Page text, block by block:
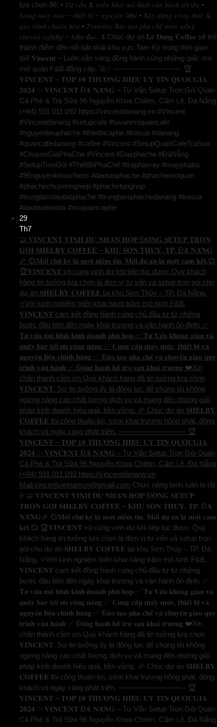
lựa chọn để: • 𝑇ư 𝑣𝑎̂́𝑛 & 𝑡𝑟𝑖𝑒̂̉𝑛 𝑘ℎ𝑎𝑖 𝑚𝑜̂ ℎ𝑖̀𝑛ℎ 𝑣𝑎̣̂𝑛 ℎ𝑎̀𝑛ℎ 𝑡𝑜̂́𝑖 ư𝑢 •
𝑆𝑒𝑡𝑢𝑝 𝑚𝑎́𝑦 𝑚𝑜́𝑐 – 𝑡ℎ𝑖𝑒̂́𝑡 𝑏𝑖̣ – 𝑛𝑔𝑢𝑦𝑒̂𝑛 𝑙𝑖ệ𝑢 • 𝑋𝑎̂𝑦 𝑑𝑢̛̣𝑛𝑔 𝑐𝑜̂𝑛𝑔 𝑡ℎ𝑢̛́𝑐 &
𝑞𝑢𝑦 𝑡𝑟𝑖̀𝑛ℎ 𝑐ℎ𝑢𝑎̂̉𝑛 ℎ𝑜́𝑎 • 𝑇𝑟𝑎𝑖𝑛𝑖𝑛𝑔 đ𝑎̀𝑜 𝑡𝑎̣𝑜 𝑝ℎ𝑎 𝑐ℎ𝑒̂́ 𝑚𝑜́𝑛 𝑢𝑜̂́𝑛𝑔
𝑐ℎ𝑢𝑦𝑒̂𝑛 𝑛𝑔ℎ𝑖ệ𝑝 – ℎ𝑖ệ𝑛 đ𝑎̣𝑖. 🌷Chúc dự án 𝐋𝐞̂ 𝐃𝐮𝐧𝐠 𝐂𝐨𝐟𝐟𝐞𝐞 sẽ trở
thành điểm đến nổi bật nhất khu vực Tam Kỳ trong thời gian
tới! 𝐕𝐢𝐧𝐜𝐞𝐧𝐭 – Luôn sẵn sàng đồng hành cùng những giấc mơ
mở quán F&B đẳng cấp. 🚀✨ —————————- 🏆
𝐕𝐈𝐍𝐂𝐄𝐍𝐓 – 𝐓𝐎𝐏 𝟏𝟎 𝐓𝐇𝐔̛𝐎̛𝐍𝐆 𝐇𝐈𝐄̣̂𝐔 𝐔𝐘 𝐓𝐈́𝐍 𝐐𝐔𝐎̂́𝐂𝐆𝐈𝐀
𝟐𝟎𝟐𝟒 ✨ 𝐕𝐈𝐍𝐂𝐄𝐍𝐓 Đ𝐀̀ 𝐍𝐀̆̃𝐍𝐆 – Tư Vấn Setup Trọn Gói Quán
Cà Phê & Trà Sữa 96 Nguyễn Khoa Chiêm, Cẩm Lệ, Đà Nẵng
(+84) 931 011 092 https://vincentdanang.vn #Vincent
#Vincentdanang #setupcafe #tuvanmoquancafe
#nguyenlieuphache #thietbicaphe #trasua #danang
#quancafedanang #coffee #Vincent #SetupQuanCafeTraSua
#ChuyenGiaPhaChe #Vincent #Dayphache #ĐàNẵng
#SetupTrọnGói #ThiếtBịPhaChế #traphamay #mayphatra
#96nguyenkhoachiem #daotaophache #phachemoquan
#phachechuyennghiep #phachetonghop
#trungtamdaotaophache #trungtamphachedanang #trasua
#daotaobarista #moquancaphe
29
Th7
🤝 𝐕𝐈𝐍𝐂𝐄𝐍𝐓 𝐕𝐈𝐍𝐇 𝐃𝐔̛̣ 𝐍𝐇𝐀̣̂𝐍 𝐇𝐎̛̣𝐏 Đ𝐎̂̀𝐍𝐆 𝐒𝐄𝐓𝐔𝐏 𝐓𝐑𝐎̣𝐍
𝐆𝐎́𝐈 𝐒𝐇𝐄𝐋𝐁𝐘 𝐂𝐎𝐅𝐅𝐄𝐄 – 𝐊𝐇𝐔 𝐒𝐎̛𝐍 𝐓𝐇𝐔̉𝐘, 𝐓𝐏. Đ𝐀̀ 𝐍𝐀̆̃𝐍𝐆
🎉 💞𝐌𝐨̂̃𝐢 𝐜𝐡𝐮̛̃ 𝐤𝐲́ 𝐥𝐚̀ 𝐦𝐨̣̂𝐭 𝐧𝐢𝐞̂̀𝐦 𝐭𝐢𝐧. 𝐌𝐨̂̃𝐢 𝐝𝐮̛̣ 𝐚́𝐧 𝐥𝐚̀ 𝐦𝐨̣̂𝐭 𝐜𝐚𝐦 𝐤𝐞̂́𝐭.💞
🏆𝐕𝐈𝐍𝐂𝐄𝐍𝐓 vô cùng vinh dự khi tiếp tục được Quý khách
hàng tin tưởng lựa chọn là đơn vị tư vấn và setup trọn gói cho
dự án 𝐒𝐇𝐄𝐋𝐁𝐘 𝐂𝐎𝐅𝐅𝐄𝐄 tại khu Sơn Thủy – TP. Đà Nẵng.
⭐️Với kinh nghiệm triển khai hàng trăm mô hình F&B,
𝐕𝐈𝐍𝐂𝐄𝐍𝐓 cam kết đồng hành cùng chủ đầu tư từ những
bước đầu tiên đến ngày khai trương và vận hành ổn định: ✅
𝐓𝐮̛ 𝐯𝐚̂́𝐧 𝐦𝐨̂ 𝐡𝐢̀𝐧𝐡 𝐤𝐢𝐧𝐡 𝐝𝐨𝐚𝐧𝐡 𝐩𝐡𝐮̀ 𝐡𝐨̛̣𝐩 ✅ 𝐓𝐮̛ 𝐕𝐚̂́𝐧 𝐤𝐡𝐨̂𝐧𝐠 𝐠𝐢𝐚𝐧 𝐯𝐚̀
𝐪𝐮𝐚̂̀𝐲 𝐛𝐚𝐫 𝐭𝐨̂́𝐢 𝐮̛𝐮 𝐜𝐨̂𝐧𝐠 𝐧𝐚̆𝐧𝐠 ✅ 𝐂𝐮𝐧𝐠 𝐜𝐚̂́𝐩 𝐦𝐚́𝐲 𝐦𝐨́𝐜, 𝐭𝐡𝐢𝐞̂́𝐭 𝐛𝐢̣ 𝐯𝐚̀
𝐧𝐠𝐮𝐲𝐞̂𝐧 𝐥𝐢𝐞̣̂𝐮 𝐜𝐡𝐢́𝐧𝐡 𝐡𝐚̃𝐧𝐠 ✅ Đ𝐚̀𝐨 𝐭𝐚̣𝐨 𝐩𝐡𝐚 𝐜𝐡𝐞̂́ 𝐯𝐚̀ 𝐜𝐡𝐮𝐲𝐞̂̉𝐧 𝐠𝐢𝐚𝐨 𝐪𝐮𝐲
𝐭𝐫𝐢̀𝐧𝐡 𝐯𝐚̣̂𝐧 𝐡𝐚̀𝐧𝐡 ✅ Đ𝐨̂̀𝐧𝐠 𝐡𝐚̀𝐧𝐡 𝐡𝐨̂̃ 𝐭𝐫𝐨̛̣ 𝐬𝐚𝐮 𝐤𝐡𝐚𝐢 𝐭𝐫𝐮̛𝐨̛𝐧𝐠 ❤️Xin
chân thành cảm ơn Quý khách hàng đã tin tưởng lựa chọn
𝐕𝐈𝐍𝐂𝐄𝐍𝐓. Sự tin tưởng ấy là động lực để chúng tôi không
ngừng nâng cao chất lượng dịch vụ và mang đến những giải
pháp kinh doanh hiệu quả, bền vững. 🎉 Chúc dự án 𝐒𝐇𝐄𝐋𝐁𝐘
𝐂𝐎𝐅𝐅𝐄𝐄 thi công thuận lợi, sớm khai trương hồng phát, đông
khách và ngày càng phát triển. —————————- 🏆
𝐕𝐈𝐍𝐂𝐄𝐍𝐓 – 𝐓𝐎𝐏 𝟏𝟎 𝐓𝐇𝐔̛𝐎̛𝐍𝐆 𝐇𝐈𝐄̣̂𝐔 𝐔𝐘 𝐓𝐈́𝐍 𝐐𝐔𝐎̂́𝐂𝐆𝐈𝐀
𝟐𝟎𝟐𝟒 ✨ 𝐕𝐈𝐍𝐂𝐄𝐍𝐓 Đ𝐀̀ 𝐍𝐀̆̃𝐍𝐆 – Tư Vấn Setup Trọn Gói Quán
Cà Phê & Trà Sữa 96 Nguyễn Khoa Chiêm, Cẩm Lệ, Đà Nẵng
(+84) 931 011 092 https://vincentdanang.vn
Mail:vincentvietnamvn@gmail.com Chức năng bình luận bị tắt
ở 🤝 𝐕𝐈𝐍𝐂𝐄𝐍𝐓 𝐕𝐈𝐍𝐇 𝐃𝐔̛̣ 𝐍𝐇𝐀̣̂𝐍 𝐇𝐎̛̣𝐏 Đ𝐎̂̀𝐍𝐆 𝐒𝐄𝐓𝐔𝐏
𝐓𝐑𝐎̣𝐍 𝐆𝐎́𝐈 𝐒𝐇𝐄𝐋𝐁𝐘 𝐂𝐎𝐅𝐅𝐄𝐄 – 𝐊𝐇𝐔 𝐒𝐎̛𝐍 𝐓𝐇𝐔̉𝐘, 𝐓𝐏. Đ𝐀̀
𝐍𝐀̆̃𝐍𝐆🎉 💞𝐌𝐨̂̃𝐢 𝐜𝐡𝐮̛̃ 𝐤𝐲́ 𝐥𝐚̀ 𝐦𝐨̣̂𝐭 𝐧𝐢𝐞̂̀𝐦 𝐭𝐢𝐧. 𝐌𝐨̂̃𝐢 𝐝𝐮̛̣ 𝐚́𝐧 𝐥𝐚̀ 𝐦𝐨̣̂𝐭 𝐜𝐚𝐦
𝐤𝐞̂́𝐭.💞 🏆𝐕𝐈𝐍𝐂𝐄𝐍𝐓 vô cùng vinh dự khi tiếp tục được Quý
khách hàng tin tưởng lựa chọn là đơn vị tư vấn và setup trọn
gói cho dự án 𝐒𝐇𝐄𝐋𝐁𝐘 𝐂𝐎𝐅𝐅𝐄𝐄 tại khu Sơn Thủy – TP. Đà
Nẵng. ⭐️Với kinh nghiệm triển khai hàng trăm mô hình F&B,
𝐕𝐈𝐍𝐂𝐄𝐍𝐓 cam kết đồng hành cùng chủ đầu tư từ những
bước đầu tiên đến ngày khai trương và vận hành ổn định: ✅
𝐓𝐮̛ 𝐯𝐚̂́𝐧 𝐦𝐨̂ 𝐡𝐢̀𝐧𝐡 𝐤𝐢𝐧𝐡 𝐝𝐨𝐚𝐧𝐡 𝐩𝐡𝐮̀ 𝐡𝐨̛̣𝐩 ✅ 𝐓𝐮̛ 𝐕𝐚̂́𝐧 𝐤𝐡𝐨̂𝐧𝐠 𝐠𝐢𝐚𝐧 𝐯𝐚̀
𝐪𝐮𝐚̂̀𝐲 𝐛𝐚𝐫 𝐭𝐨̂́𝐢 𝐮̛𝐮 𝐜𝐨̂𝐧𝐠 𝐧𝐚̆𝐧𝐠 ✅ 𝐂𝐮𝐧𝐠 𝐜𝐚̂́𝐩 𝐦𝐚́𝐲 𝐦𝐨́𝐜, 𝐭𝐡𝐢𝐞̂́𝐭 𝐛𝐢̣ 𝐯𝐚̀
𝐧𝐠𝐮𝐲𝐞̂𝐧 𝐥𝐢𝐞̣̂𝐮 𝐜𝐡𝐢́𝐧𝐡 𝐡𝐚̃𝐧𝐠 ✅ Đ𝐚̀𝐨 𝐭𝐚̣𝐨 𝐩𝐡𝐚 𝐜𝐡𝐞̂́ 𝐯𝐚̀ 𝐜𝐡𝐮𝐲𝐞̂̉𝐧 𝐠𝐢𝐚𝐨 𝐪𝐮𝐲
𝐭𝐫𝐢̀𝐧𝐡 𝐯𝐚̣̂𝐧 𝐡𝐚̀𝐧𝐡 ✅ Đ𝐨̂̀𝐧𝐠 𝐡𝐚̀𝐧𝐡 𝐡𝐨̂̃ 𝐭𝐫𝐨̛̣ 𝐬𝐚𝐮 𝐤𝐡𝐚𝐢 𝐭𝐫𝐮̛𝐨̛𝐧𝐠 ❤️Xin
chân thành cảm ơn Quý khách hàng đã tin tưởng lựa chọn
𝐕𝐈𝐍𝐂𝐄𝐍𝐓. Sự tin tưởng ấy là động lực để chúng tôi không
ngừng nâng cao chất lượng dịch vụ và mang đến những giải
pháp kinh doanh hiệu quả, bền vững. 🎉 Chúc dự án 𝐒𝐇𝐄𝐋𝐁𝐘
𝐂𝐎𝐅𝐅𝐄𝐄 thi công thuận lợi, sớm khai trương hồng phát, đông
khách và ngày càng phát triển. —————————- 🏆
𝐕𝐈𝐍𝐂𝐄𝐍𝐓 – 𝐓𝐎𝐏 𝟏𝟎 𝐓𝐇𝐔̛𝐎̛𝐍𝐆 𝐇𝐈𝐄̣̂𝐔 𝐔𝐘 𝐓𝐈́𝐍 𝐐𝐔𝐎̂́𝐂𝐆𝐈𝐀
𝟐𝟎𝟐𝟒 ✨ 𝐕𝐈𝐍𝐂𝐄𝐍𝐓 Đ𝐀̀ 𝐍𝐀̆̃𝐍𝐆 – Tư Vấn Setup Trọn Gói Quán
Cà Phê & Trà Sữa 96 Nguyễn Khoa Chiêm, Cẩm Lệ, Đà Nẵng